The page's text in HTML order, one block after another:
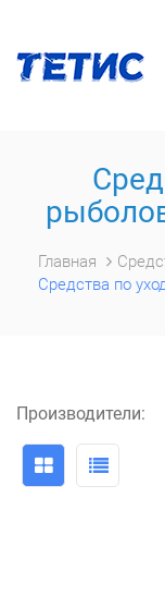
Главная
Средства по
Производители: